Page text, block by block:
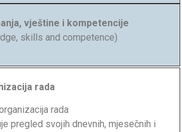
vještine i kompetencije
skills and competence)
rada
rada
pregled svojih dnevnih, mjesečnih i